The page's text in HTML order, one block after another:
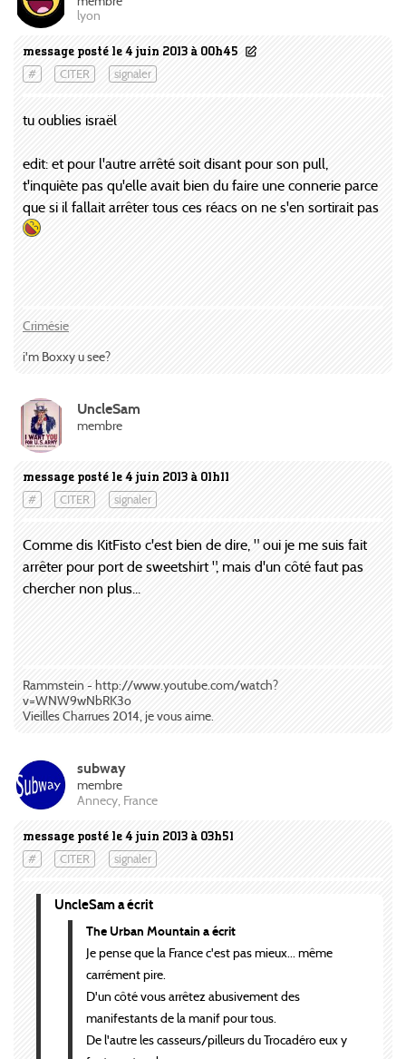
message posté le 4 juin 2013 à 00h45
# CITER signaler
lyon
tu oublies israël
edit: et pour l'autre arrêté soit disant pour son pull,
t'inquiète pas qu'elle avait bien du faire une connerie parce
que si il fallait arrêter tous ces réacs on ne s'en sortirait pas
Crimésie
i'm Boxxy u see?
message posté le 4 juin 2013 à 01h11
# CITER signaler
UncleSam
membre
Comme dis KitFisto c'est bien de dire, " oui je me suis fait
arrêter pour port de sweetshirt ", mais d'un côté faut pas
chercher non plus...
Rammstein - http://www.youtube.com/watch?
v=WNW9wNbRK3o
Vieilles Charrues 2014, je vous aime.
message posté le 4 juin 2013 à 03h51
# CITER signaler
subway
membre
Annecy, France
UncleSam a écrit
The Urban Mountain a écrit
Je pense que la France c'est pas mieux... même
carrément pire.
D'un côté vous arrêtez abusivement des
manifestants de la manif pour tous.
De l'autre les casseurs/pilleurs du Trocadéro eux y